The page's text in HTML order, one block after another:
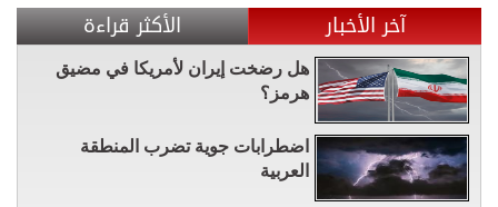
آخر الأخبار الأكثر قراءة
هل رضخت إيران لأمريكا في مضيق
هرمز؟
اضطرابات جوية تضرب المنطقة
العربية